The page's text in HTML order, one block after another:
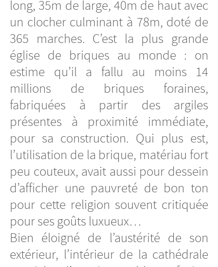
long, 35m de large, 40m de haut avec
un clocher culminant à 78m, doté de
365 marches. C’est la plus grande
église de briques au monde : on
estime qu’il a fallu au moins 14
millions de briques foraines,
fabriquées à partir des argiles
présentes à proximité immédiate,
pour sa construction. Qui plus est,
l’utilisation de la brique, matériau fort
peu couteux, avait aussi pour dessein
d’afficher une pauvreté de bon ton
pour cette religion souvent critiquée
pour ses goûts luxueux…
Bien éloigné de l’austérité de son
extérieur, l’intérieur de la cathédrale